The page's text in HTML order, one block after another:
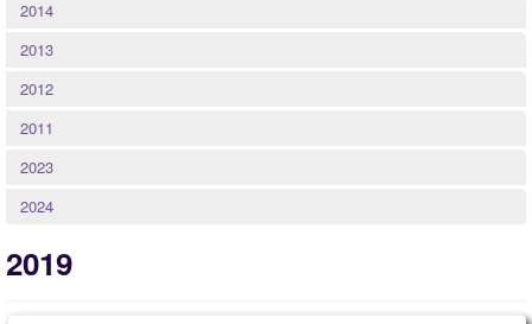
2014
2013
2012
2011
2023
2024
2019